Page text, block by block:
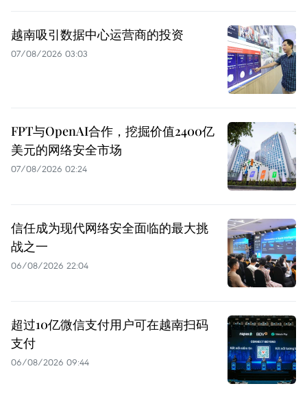
越南吸引数据中心运营商的投资
07/08/2026 03:03
FPT与OpenAI合作，挖掘价值2400亿
美元的网络安全市场
07/08/2026 02:24
信任成为现代网络安全面临的最大挑
战之一
06/08/2026 22:04
超过10亿微信支付用户可在越南扫码
支付
06/08/2026 09:44